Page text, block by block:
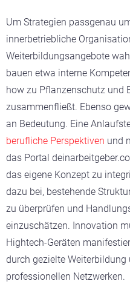
Um Strategien passgenau
innerbetriebliche
Weiterbildungsangebote
bauen etwa interne
how zu Pflanzenschutz und
zusammenfließt. Ebenso
an Bedeutung. Eine
berufliche Perspektiven und
das Portal
das eigene Konzept zu
dazu bei, bestehende
zu überprüfen und
einzuschätzen. Innovation
Hightech-Geräten
durch gezielte
professionellen Netzwerken.